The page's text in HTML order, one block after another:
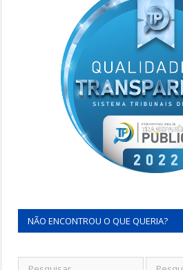
NÃO ENCONTROU O QUE QUERIA?